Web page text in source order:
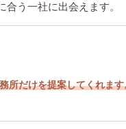
う一社に出会えます。
所だけを提案してくれます